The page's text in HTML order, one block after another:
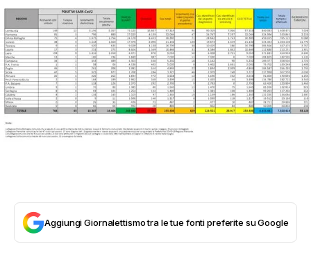
Aggiungi Giornalettismo tra le tue fonti preferite su Google